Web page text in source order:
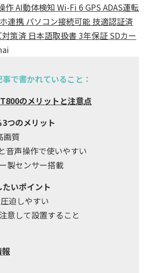
作 AI動体検知 Wi-Fi 6 GPS ADAS運転
連携 パソコン接続可能 技適認証済
策済 日本語取扱書 3年保証 SDカー
事で書かれていること：
のメリットと注意点
つのメリット
画質
音声操作で使いやすい
製センサー搭載
いポイント
迫しやすい
意して設置すること